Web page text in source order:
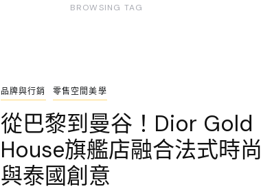
BROWSING TAG
品牌與行銷 零售空間美學
從巴黎到曼谷！Dior Gold
House旗艦店融合法式時尚
與泰國創意